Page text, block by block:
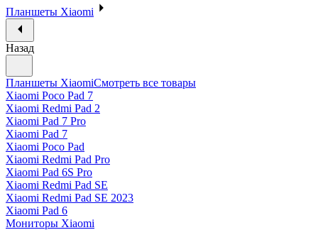
Планшеты Xiaomi
Назад
Планшеты XiaomiСмотреть все товары
Xiaomi Poco Pad 7
Xiaomi Redmi Pad 2
Xiaomi Pad 7 Pro
Xiaomi Pad 7
Xiaomi Poco Pad
Xiaomi Redmi Pad Pro
Xiaomi Pad 6S Pro
Xiaomi Redmi Pad SE
Xiaomi Redmi Pad SE 2023
Xiaomi Pad 6
Мониторы Xiaomi